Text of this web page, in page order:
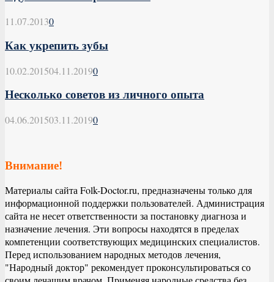
11.07.20130
Как укрепить зубы
10.02.201504.11.20190
Несколько советов из личного опыта
04.06.201503.11.20190
Внимание!
Материалы сайта Folk-Doctor.ru, предназначены только для
информационной поддержки пользователей. Администрация
сайта не несет ответственности за постановку диагноза и
назначение лечения. Эти вопросы находятся в пределах
компетенции соответствующих медицинских специалистов.
Перед использованием народных методов лечения,
"Народный доктор" рекомендует проконсультироваться со